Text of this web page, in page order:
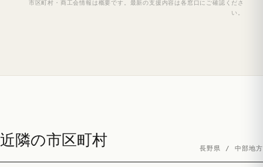
市区町村・商工会情報は概要です。最新の支援内容は各窓口にご確認くださ
い。
近隣の市区町村 長野県 / 中部地方